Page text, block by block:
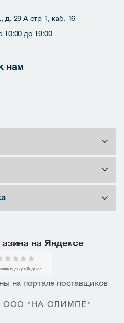
д. 29 А стр 1, каб. 16
10:00 до 19:00
нам
на Яндексе
на портале поставщиков
ООО "НА ОЛИМПЕ"